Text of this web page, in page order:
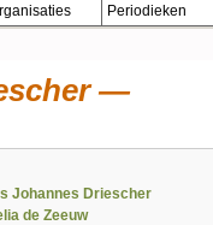
Periodieken
Johannes Driescher
de Zeeuw